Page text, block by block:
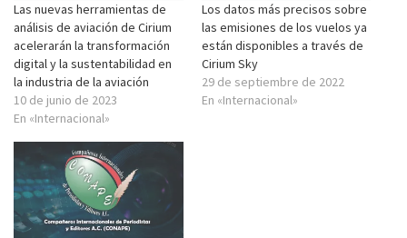
Las nuevas herramientas de
análisis de aviación de Cirium
acelerarán la transformación
digital y la sustentabilidad en
la industria de la aviación
10 de junio de 2023
En «Internacional»
Los datos más precisos sobre
las emisiones de los vuelos ya
están disponibles a través de
Cirium Sky
29 de septiembre de 2022
En «Internacional»